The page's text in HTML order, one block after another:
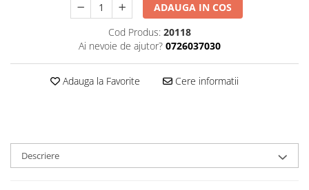
ADAUGA IN COS
Cod Produs: 20118
Ai nevoie de ajutor? 0726037030
Adauga la Favorite Cere informatii
Descriere